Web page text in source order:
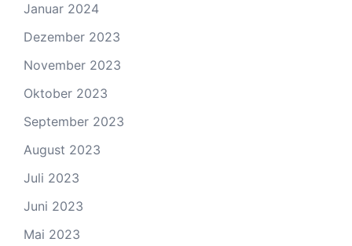
Januar 2024
Dezember 2023
November 2023
Oktober 2023
September 2023
August 2023
Juli 2023
Juni 2023
Mai 2023